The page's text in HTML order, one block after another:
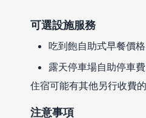
可選設施服務
吃到飽自助式早餐價
露天停車場自助停車
住宿可能有其他另行收費
注意事項